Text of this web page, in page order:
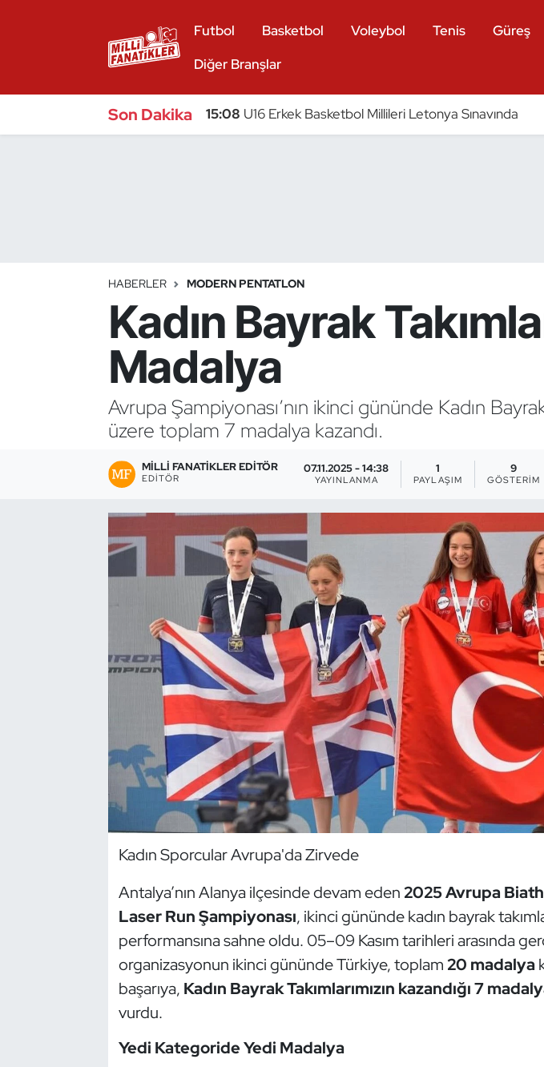
Futbol Basketbol Voleybol Tenis Güreş
Diğer Branşlar
Son Dakika 15:08 U16 Erkek Basketbol Millileri Letonya Sınavında
HABERLER MODERN PENTATLON
Kadın Bayrak
Madalya
Avrupa Şampiyonası’nın ikinci gününde Kadın
üzere toplam 7 madalya kazandı.
MILLI FANATIKLER EDITÖR
EDITÖR
07.11.2025 - 14:38
YAYINLANMA
1
PAYLAŞIM
9
GÖSTERIM
Kadın Sporcular Avrupa'da Zirvede
Antalya’nın Alanya ilçesinde devam eden 2025 Avrupa
Laser Run Şampiyonası, ikinci gününde kadın bayrak
performansına sahne oldu. 05–09 Kasım tarihleri arasında
organizasyonun ikinci gününde Türkiye, toplam 20 madalya
başarıya, Kadın Bayrak Takımlarımızın kazandığı 7
vurdu.
Yedi Kategoride Yedi Madalya
Bocce Bowling Dart
Buz Hokeyi
Buz Pateni
Dans Sporları
Dövüş Sanatı